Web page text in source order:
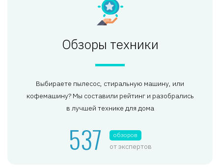
Обзоры техники
Выбираете пылесос, стиральную машину, или
кофемашину? Мы составили рейтинг и разобрались
в лучшей технике для дома
537 обзоров
от экспертов